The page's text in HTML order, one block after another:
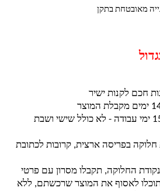
מאובטחת בתקן
חכם לקנות ישיר
זמן אספקה - עד 15-20 ימי עבודה - לא כולל שישי ושבת
בפריסה ארצית, קרובות לכתובת
החלוקה, תקבלו מסרון עם פרטי
לאסוף את המוצר שרכשתם, ללא